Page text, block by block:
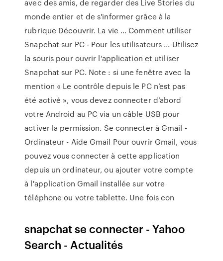
avec des amis, de regarder des Live Stories du
monde entier et de s'informer grâce à la
rubrique Découvrir. La vie … Comment utiliser
Snapchat sur PC - Pour les utilisateurs ... Utilisez
la souris pour ouvrir l’application et utiliser
Snapchat sur PC. Note : si une fenêtre avec la
mention « Le contrôle depuis le PC n’est pas
été activé », vous devez connecter d’abord
votre Android au PC via un câble USB pour
activer la permission. Se connecter à Gmail -
Ordinateur - Aide Gmail Pour ouvrir Gmail, vous
pouvez vous connecter à cette application
depuis un ordinateur, ou ajouter votre compte
à l'application Gmail installée sur votre
téléphone ou votre tablette. Une fois con
snapchat se connecter - Yahoo
Search - Actualités